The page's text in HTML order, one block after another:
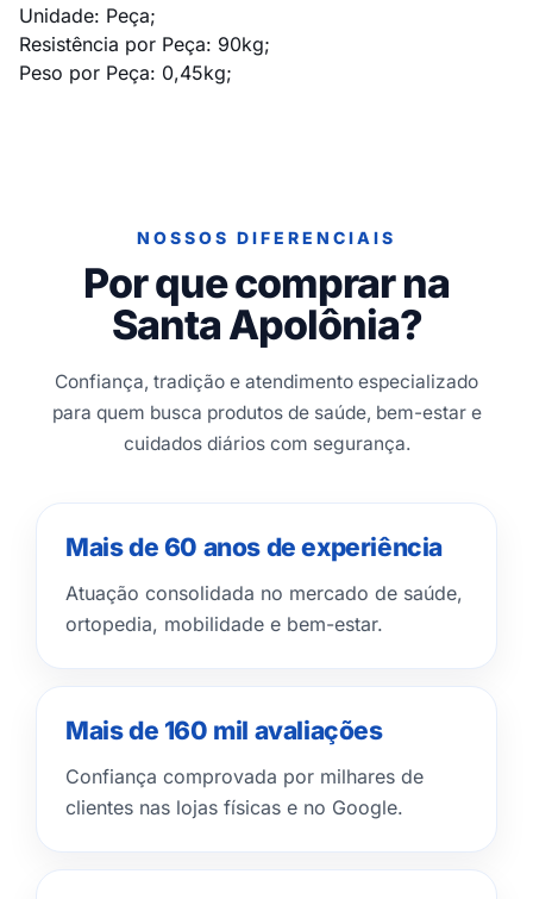
Unidade: Peça;
Resistência por Peça: 90kg;
Peso por Peça: 0,45kg;
NOSSOS DIFERENCIAIS
Por que comprar na
Santa Apolônia?
Confiança, tradição e atendimento especializado
para quem busca produtos de saúde, bem-estar e
cuidados diários com segurança.
Mais de 60 anos de experiência
Atuação consolidada no mercado de saúde,
ortopedia, mobilidade e bem-estar.
Mais de 160 mil avaliações
Confiança comprovada por milhares de
clientes nas lojas físicas e no Google.